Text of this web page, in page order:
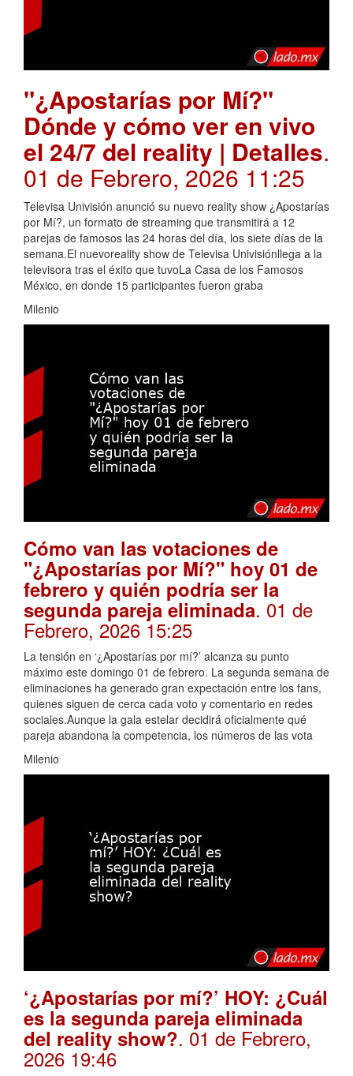
"¿Apostarías por Mí?"
Dónde y cómo ver en vivo
el 24/7 del reality | Detalles.
01 de Febrero, 2026 11:25
Televisa Univisión anunció su nuevo reality show ¿Apostarías
por Mí?, un formato de streaming que transmitirá a 12
parejas de famosos las 24 horas del día, los siete días de la
semana.El nuevoreality show de Televisa Univisiónllega a la
televisora tras el éxito que tuvoLa Casa de los Famosos
México, en donde 15 participantes fueron graba
Milenio
Cómo van las votaciones de
"¿Apostarías por Mí?" hoy 01 de
febrero y quién podría ser la
segunda pareja eliminada. 01 de
Febrero, 2026 15:25
La tensión en ‘¿Apostarías por mí?’ alcanza su punto
máximo este domingo 01 de febrero. La segunda semana de
eliminaciones ha generado gran expectación entre los fans,
quienes siguen de cerca cada voto y comentario en redes
sociales.Aunque la gala estelar decidirá oficialmente qué
pareja abandona la competencia, los números de las vota
Milenio
‘¿Apostarías por mí?’ HOY: ¿Cuál
es la segunda pareja eliminada
del reality show?. 01 de Febrero,
2026 19:46